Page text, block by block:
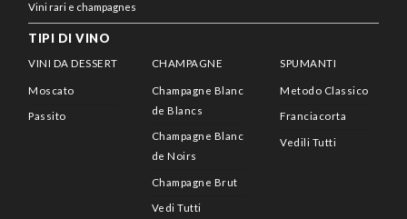
Vini rari e champagnes
TIPI DI VINO
VINI DA DESSERT
Moscato
Passito
CHAMPAGNE
Champagne Blanc
de Blancs
Champagne Blanc
de Noirs
Champagne Brut
Vedi Tutti
SPUMANTI
Metodo Classico
Franciacorta
Vedili Tutti